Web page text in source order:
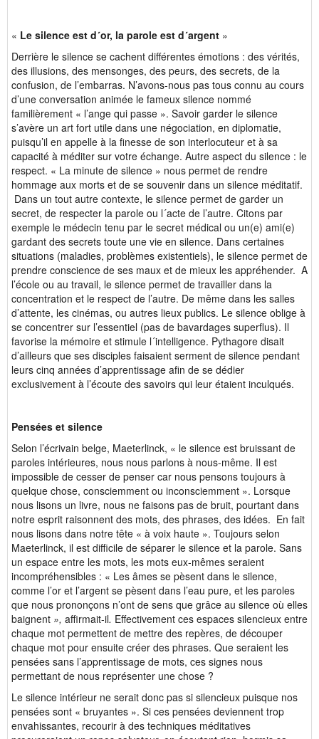
« Le silence est d´or, la parole est d´argent »
Derrière le silence se cachent différentes émotions : des vérités,
des illusions, des mensonges, des peurs, des secrets, de la
confusion, de l’embarras. N’avons-nous pas tous connu au cours
d’une conversation animée le fameux silence nommé
familièrement « l’ange qui passe ». Savoir garder le silence
s’avère un art fort utile dans une négociation, en diplomatie,
puisqu’il en appelle à la finesse de son interlocuteur et à sa
capacité à méditer sur votre échange. Autre aspect du silence : le
respect. « La minute de silence » nous permet de rendre
hommage aux morts et de se souvenir dans un silence méditatif.
Dans un tout autre contexte, le silence permet de garder un
secret, de respecter la parole ou l´acte de l’autre. Citons par
exemple le médecin tenu par le secret médical ou un(e) ami(e)
gardant des secrets toute une vie en silence. Dans certaines
situations (maladies, problèmes existentiels), le silence permet de
prendre conscience de ses maux et de mieux les appréhender. A
l’école ou au travail, le silence permet de travailler dans la
concentration et le respect de l’autre. De même dans les salles
d’attente, les cinémas, ou autres lieux publics. Le silence oblige à
se concentrer sur l’essentiel (pas de bavardages superflus). Il
favorise la mémoire et stimule l´intelligence. Pythagore disait
d’ailleurs que ses disciples faisaient serment de silence pendant
leurs cinq années d’apprentissage afin de se dédier
exclusivement à l’écoute des savoirs qui leur étaient inculqués.
Pensées et silence
Selon l’écrivain belge, Maeterlinck, « le silence est bruissant de
paroles intérieures, nous nous parlons à nous-même. Il est
impossible de cesser de penser car nous pensons toujours à
quelque chose, consciemment ou inconsciemment ». Lorsque
nous lisons un livre, nous ne faisons pas de bruit, pourtant dans
notre esprit raisonnent des mots, des phrases, des idées. En fait
nous lisons dans notre tête « à voix haute ». Toujours selon
Maeterlinck, il est difficile de séparer le silence et la parole. Sans
un espace entre les mots, les mots eux-mêmes seraient
incompréhensibles : « Les âmes se pèsent dans le silence,
comme l’or et l’argent se pèsent dans l’eau pure, et les paroles
que nous prononçons n’ont de sens que grâce au silence où elles
baignent », affirmait-il. Effectivement ces espaces silencieux entre
chaque mot permettent de mettre des repères, de découper
chaque mot pour ensuite créer des phrases. Que seraient les
pensées sans l’apprentissage de mots, ces signes nous
permettant de nous représenter une chose ?
Le silence intérieur ne serait donc pas si silencieux puisque nos
pensées sont « bruyantes ». Si ces pensées deviennent trop
envahissantes, recourir à des techniques méditatives